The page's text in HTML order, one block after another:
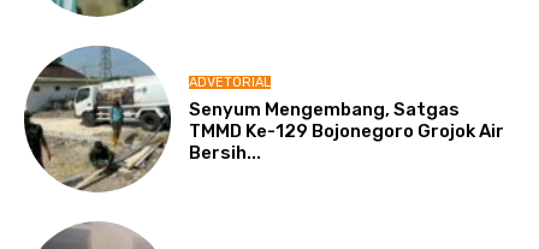
ADVETORIAL
Senyum Mengembang, Satgas
TMMD Ke-129 Bojonegoro Grojok Air
Bersih...